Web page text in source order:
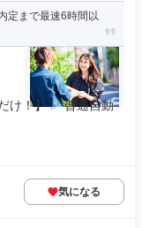
定まで最速6時間以
け！】 ✅ 普通自動
気になる